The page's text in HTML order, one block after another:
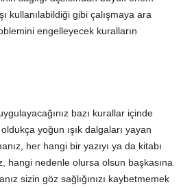
kullanılabildiği gibi çalışmaya ara
engelleyecek kuralların
bazı kurallar içinde
yoğun ışık dalgaları yayan
her hangi bir yazıyı ya da kitabı
hangi nedenle olursa olsun başkasına
sizin göz sağlığınızı kaybetmemek